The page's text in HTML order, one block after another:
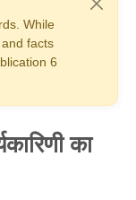
While
facts
6
का